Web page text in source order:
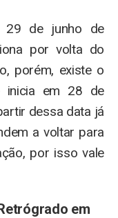
29 de junho de
por volta do
porém, existe o
inicia em 28 de
dessa data já
a voltar para
por isso vale
em